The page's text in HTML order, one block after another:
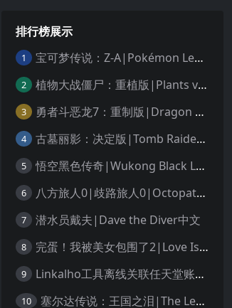
排行榜展示
1 宝可梦传说：Z-A|Pokémon Legends: Z-A中文
2 植物大战僵尸：重植版|Plants vs. Zombies: Replanted中文
3 勇者斗恶龙7：重制版|Dragon Quest VII Reimagined中文
4 古墓丽影：决定版|Tomb Raider: Definitive Edition中文
5 悟空黑色传奇|Wukong Black Legend
6 八方旅人0|歧路旅人0|Octopath Traveler 0中文
7 潜水员戴夫|Dave the Diver中文
8 完蛋！我被美女包围了2|Love Is All Around 2中文
9 Linkalho工具离线关联任天堂账户教程
10 塞尔达传说：王国之泪|The Legend of Zelda: Tears of the Kingdom中文